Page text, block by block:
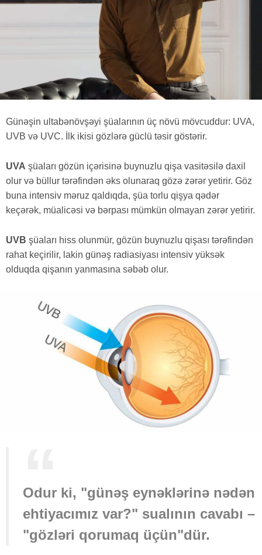
Günəşin ultabənövşəyi şüalarının üç növü mövcuddur: UVA,
UVB və UVC. İlk ikisi gözlərə güclü təsir göstərir.
UVA şüaları gözün içərisinə buynuzlu qişa vasitəsilə daxil
olur və büllur tərəfindən əks olunaraq gözə zərər yetirir. Göz
buna intensiv məruz qaldıqda, şüa torlu qişya qədər
keçərək, müalicəsi və bərpası mümkün olmayan zərər yetirir.
UVB şüaları hiss olunmür, gözün buynuzlu qişası tərəfindən
rahat keçirilir, lakin günəş radiasiyası intensiv yüksək
olduqda qişanın yanmasına səbəb olur.
Odur ki, "günəş eynəklərinə nədən
ehtiyacımız var?" sualının cavabı –
"gözləri qorumaq üçün"dür.